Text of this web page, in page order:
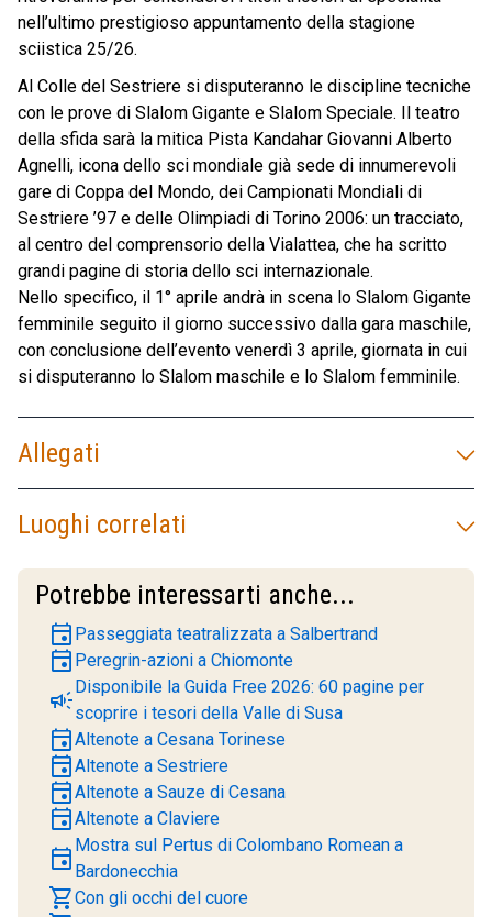
nell’ultimo prestigioso appuntamento della stagione
sciistica 25/26.
Al Colle del Sestriere si disputeranno le discipline tecniche
con le prove di Slalom Gigante e Slalom Speciale. Il teatro
della sfida sarà la mitica Pista Kandahar Giovanni Alberto
Agnelli, icona dello sci mondiale già sede di innumerevoli
gare di Coppa del Mondo, dei Campionati Mondiali di
Sestriere ’97 e delle Olimpiadi di Torino 2006: un tracciato,
al centro del comprensorio della Vialattea, che ha scritto
grandi pagine di storia dello sci internazionale.
Nello specifico, il 1° aprile andrà in scena lo Slalom Gigante
femminile seguito il giorno successivo dalla gara maschile,
con conclusione dell’evento venerdì 3 aprile, giornata in cui
si disputeranno lo Slalom maschile e lo Slalom femminile.
Allegati
Luoghi correlati
Potrebbe interessarti anche...
event Passeggiata teatralizzata a Salbertrand
event Peregrin-azioni a Chiomonte
campaignDisponibile la Guida Free 2026: 60 pagine per
scoprire i tesori della Valle di Susa
eventAltenote a Cesana Torinese
eventAltenote a Sestriere
eventAltenote a Sauze di Cesana
eventAltenote a Claviere
event Mostra sul Pertus di Colombano Romean a
Bardonecchia
shopping_cartCon gli occhi del cuore